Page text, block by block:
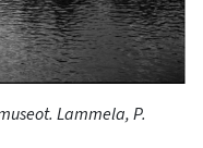
Lammela, P.